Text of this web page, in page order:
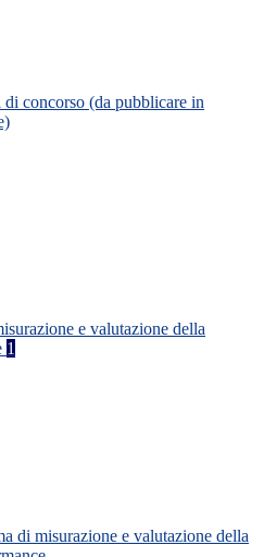
di concorso (da pubblicare in
e valutazione della
1
di misurazione e valutazione della